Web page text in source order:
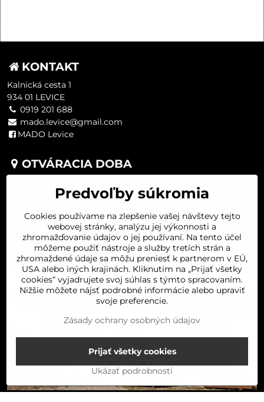
KONTAKT
Kalnická cesta 1
934 01 LEVICE
0919 201 688
mado.levice@gmail.com
MADO Levice
OTVÁRACIA DOBA
UTOROK 8:00-16:00
ŠTVRTOK 8:00-16:00
PIATOK 8:00-16:00
SOBOTA 8:00-11:30
Predvoľby súkromia
Cookies používame na zlepšenie vašej návštevy tejto
webovej stránky, analýzu jej výkonnosti a
zhromažďovanie údajov o jej používaní. Na tento účel
môžeme použiť nástroje a služby tretích strán a
zhromaždené údaje sa môžu preniesť k partnerom v EÚ,
USA alebo iných krajinách. Kliknutím na „Prijať všetky
cookies“ vyjadrujete svoj súhlas s týmto spracovaním.
Nižšie môžete nájsť podrobné informácie alebo upraviť
svoje preferencie.
Zásady ochrany osobných údajov
Ukázať podrobnosti
Prijať všetky cookies